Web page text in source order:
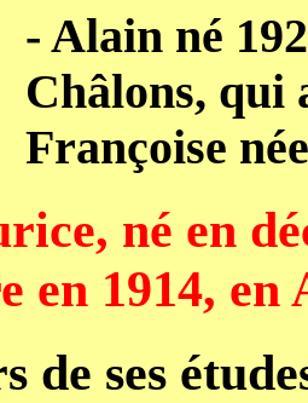
- Alain né
Châlons, qui
Françoise
né en
en 1914, en
de ses